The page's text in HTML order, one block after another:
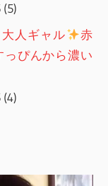
(5)
大人ギャル
赤
っぴんから濃い
(4)